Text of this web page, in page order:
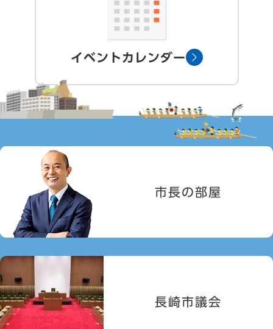
イベントカレンダー
市長の部屋
長崎市議会